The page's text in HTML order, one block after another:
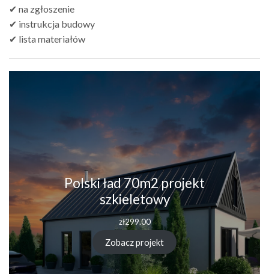
✔ na zgłoszenie
✔ instrukcja budowy
✔ lista materiałów
Polski ład 70m2 projekt
szkieletowy
zł299.00
Zobacz projekt